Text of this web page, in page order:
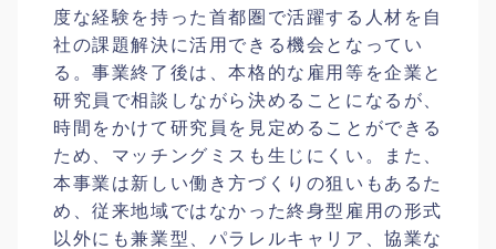
度な経験を持った首都圏で活躍する人材を自
社の課題解決に活用できる機会となってい
る。事業終了後は、本格的な雇用等を企業と
研究員で相談しながら決めることになるが、
時間をかけて研究員を見定めることができる
ため、マッチングミスも生じにくい。また、
本事業は新しい働き方づくりの狙いもあるた
め、従来地域ではなかった終身型雇用の形式
以外にも兼業型、パラレルキャリア、協業な